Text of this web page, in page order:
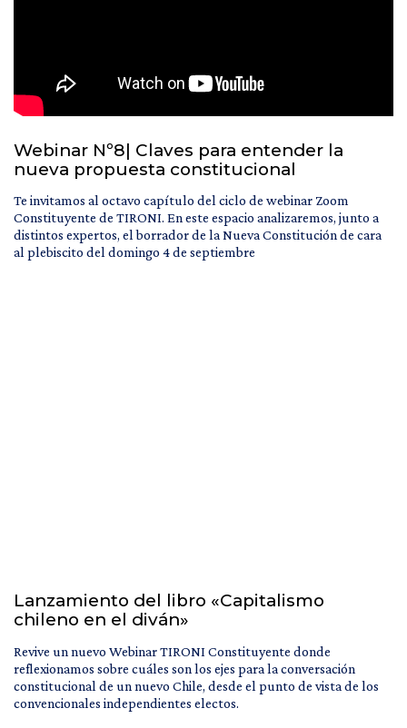
Webinar Nº8| Claves para entender la
nueva propuesta constitucional
Te invitamos al octavo capítulo del ciclo de webinar Zoom
Constituyente de TIRONI. En este espacio analizaremos, junto a
distintos expertos, el borrador de la Nueva Constitución de cara
al plebiscito del domingo 4 de septiembre
Lanzamiento del libro «Capitalismo
chileno en el diván»
Revive un nuevo Webinar TIRONI Constituyente donde
reflexionamos sobre cuáles son los ejes para la conversación
constitucional de un nuevo Chile, desde el punto de vista de los
convencionales independientes electos.